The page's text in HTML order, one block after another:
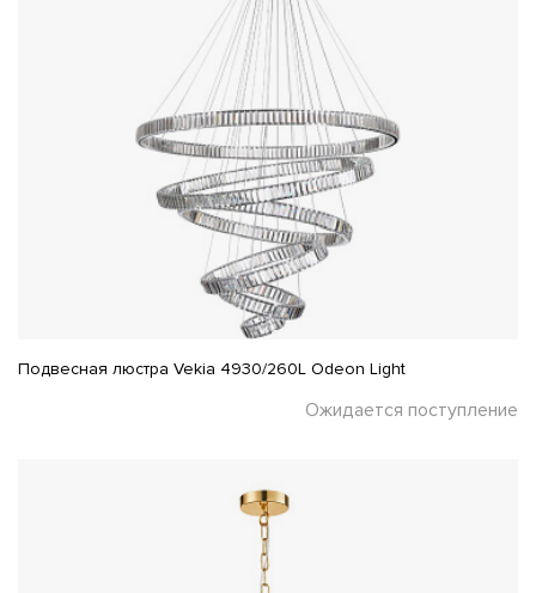
Подвесная люстра Vekia 4930/260L Odeon Light
Ожидается поступление